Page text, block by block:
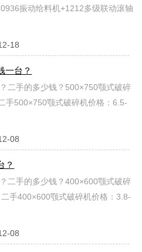
振动给料机+1212多级联动滚轴
18
一台？
二手的多少钱？500×750颚式破碎
手500×750颚式破碎机价格：6.5-
08
？
二手的多少钱？400×600颚式破碎
手400×600颚式破碎机价格：3.8-
08